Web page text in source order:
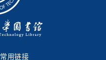
常用链接